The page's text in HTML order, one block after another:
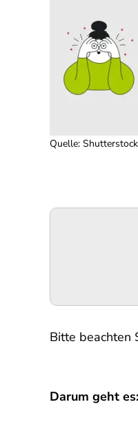
Quelle:
Podigee-
Bitte beachten
Darum geht es: